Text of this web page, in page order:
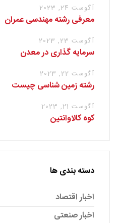
آگوست 24, 2023
معرفی رشته مهندسی عمران
آگوست 23, 2023
سرمایه گذاری در معدن
آگوست 22, 2023
رشته زمین شناسی چیست
آگوست 21, 2023
کوه کالاوانتین
دسته بندی ها
اخبار اقتصاد
اخبار صنعتی